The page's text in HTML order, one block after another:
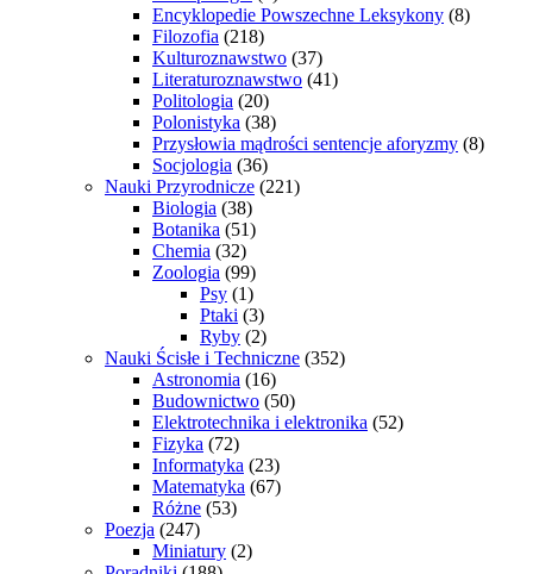
Encyklopedie Powszechne Leksykony (8)
Filozofia (218)
Kulturoznawstwo (37)
Literaturoznawstwo (41)
Politologia (20)
Polonistyka (38)
Przysłowia mądrości sentencje aforyzmy (8)
Socjologia (36)
Nauki Przyrodnicze (221)
Biologia (38)
Botanika (51)
Chemia (32)
Zoologia (99)
Psy (1)
Ptaki (3)
Ryby (2)
Nauki Ścisłe i Techniczne (352)
Astronomia (16)
Budownictwo (50)
Elektrotechnika i elektronika (52)
Fizyka (72)
Informatyka (23)
Matematyka (67)
Różne (53)
Poezja (247)
Miniatury (2)